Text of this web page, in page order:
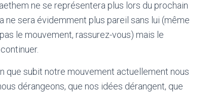
ne se représentera plus lors du prochain
ne sera évidemment plus pareil sans lui (même
le mouvement, rassurez-vous) mais le
que subit notre mouvement actuellement nous
dérangeons, que nos idées dérangent, que